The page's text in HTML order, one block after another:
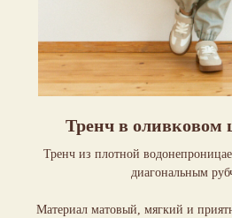
Тренч в оливковом
Тренч из плотной
диагональным
Материал матовый, мягкий и